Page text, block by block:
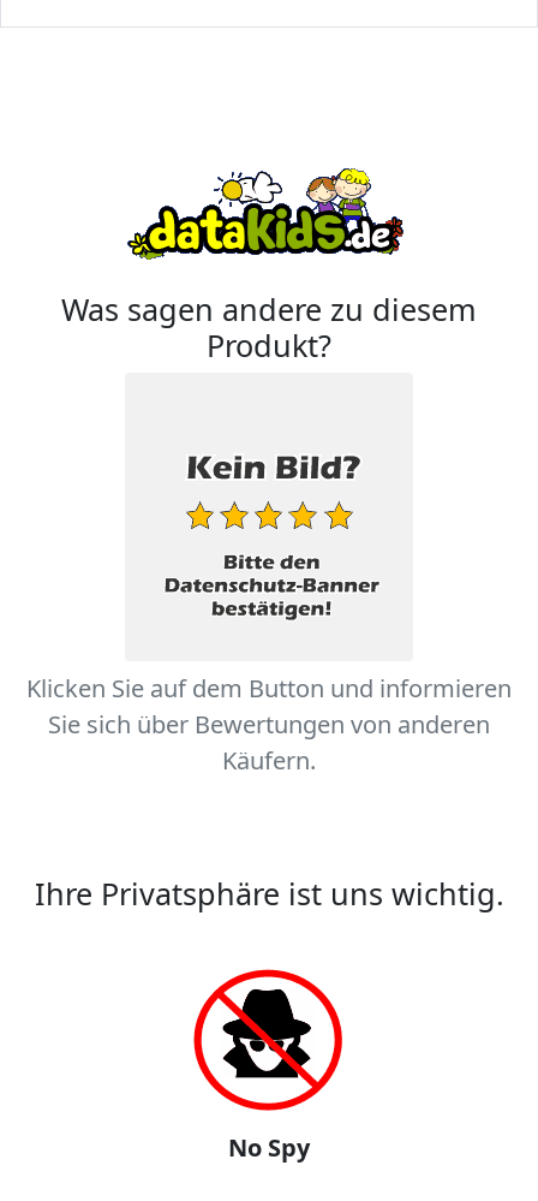
Was sagen andere zu diesem
Produkt?
Klicken Sie auf dem Button und informieren
Sie sich über Bewertungen von anderen
Käufern.
Ihre Privatsphäre ist uns wichtig.
No Spy